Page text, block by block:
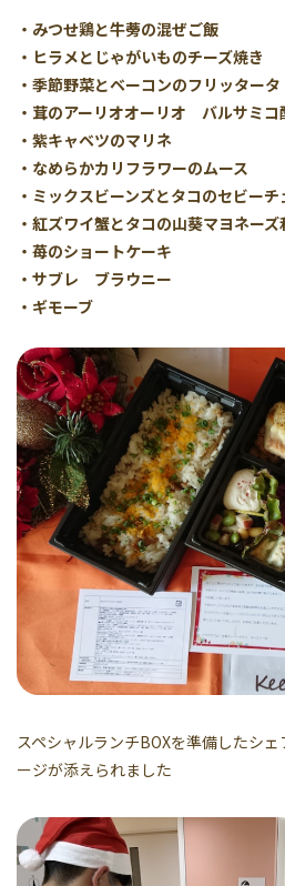
・みつせ鶏と牛蒡の混ぜご飯
・ヒラメとじゃがいものチーズ焼き
・季節野菜とベーコンのフリッタータ
・茸のアーリオオーリオ バルサミコ
・紫キャベツのマリネ
・なめらかカリフラワーのムース
・ミックスビーンズとタコのセビーチ
・紅ズワイ蟹とタコの山葵マヨネーズ
・苺のショートケーキ
・サブレ ブラウニー
・ギモーブ
スペシャルランチBOXを準備したシ
ージが添えられました